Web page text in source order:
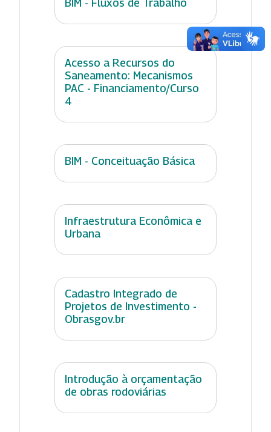
BIM - Fluxos de Trabalho
Acesso a Recursos do
Saneamento: Mecanismos
PAC - Financiamento/Curso
4
BIM - Conceituação Básica
Infraestrutura Econômica e
Urbana
Cadastro Integrado de
Projetos de Investimento -
Obrasgov.br
Introdução à orçamentação
de obras rodoviárias